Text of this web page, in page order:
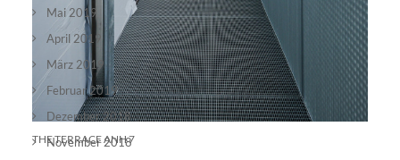
THE TERRACE ANH 7
Mai 2019
April 2019
März 2019
Februar 2019
Dezember 2018
November 2018